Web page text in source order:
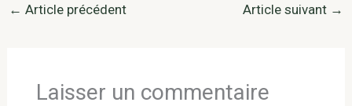
← Article précédent Article suivant →
Laisser un commentaire